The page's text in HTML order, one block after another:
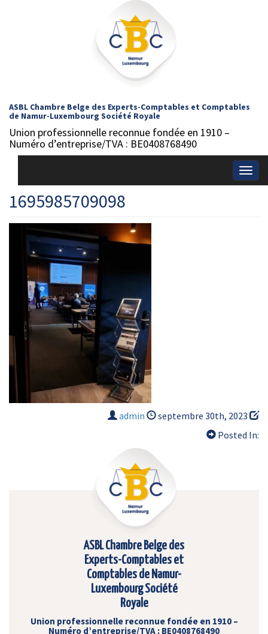
ASBL Chambre Belge des Experts-Comptables et Comptables
de Namur-Luxembourg Société Royale
Union professionnelle reconnue fondée en 1910 –
Numéro d’entreprise/TVA : BE0408768490
1695985709098
admin
septembre 30th, 2023
Posted In:
ASBL Chambre Belge des
Experts-Comptables et
Comptables de Namur-
Luxembourg Société
Royale
Union professionnelle reconnue fondée en 1910 –
Numéro d’entreprise/TVA : BE0408768490